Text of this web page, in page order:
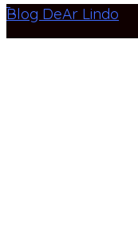
Blog DeAr Lindo